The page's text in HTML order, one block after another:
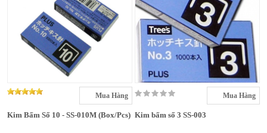
Mua Hàng
Kim Bấm Số 10 - SS-010M (Box/Pcs)
Mua Hàng
Kim bấm số 3 SS-003